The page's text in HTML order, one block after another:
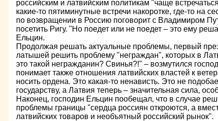
российским и латвийским политикам "чаще
какие-то пятиминутные встречи накоротке, где-то на
по возвращении в Россию поговорит с Владимиром
посетить Ригу. "Но поедет или не поедет – это ему
Ельцин.
Продолжая решать актуальные проблемы, первый
латышей решить проблему "неграждан", которых в
это такой негражданин? Свинья?!" – возмутился
понимает также отношения латвийских властей к
носить ордена. Это какая-то ненависть. Это не
государству, а Латвия теперь – значительная сила,
Наконец, господин Ельцин пообещал, что в случае
проблемы границы "сердца россиян откроются, а
латвийских товаров и необъятный российский рынок".